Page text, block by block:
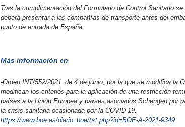
Tras la cumplimentación del Formulario de Control Sanitario
deberá presentar a las compañías de transporte antes del
punto de entrada de España.
Más información en
-Orden INT/552/2021, de 4 de junio, por la que se modifica la
modifican los criterios para la aplicación de una restricción
países a la Unión Europea y países asociados Schengen por
la crisis sanitaria ocasionada por la COVID-19.
https://www.boe.es/diario_boe/txt.php?id=BOE-A-2021-9349